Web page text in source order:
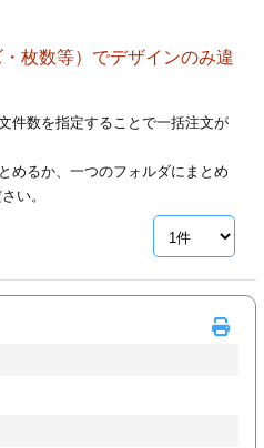
枚数等）でデザインのみ違
件数を指定することで一括注文が
めるか、一つのフォルダにまとめ
い。